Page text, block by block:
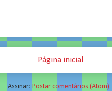
Página inicial
Assinar: Postar comentários (Atom)